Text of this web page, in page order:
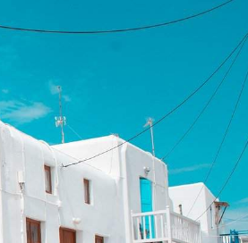
Ricette per Bambini